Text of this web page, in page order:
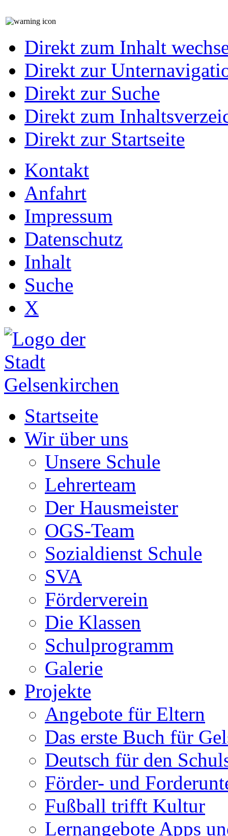
Direkt zum Inhalt
Direkt zur
Direkt zur Suche
Direkt zum
Direkt zur Startseite
Kontakt
Anfahrt
Impressum
Datenschutz
Inhalt
Suche
X
Startseite
Wir über uns
Unsere Schule
Lehrerteam
Der Hausmeister
OGS-Team
Sozialdienst Schule
SVA
Förderverein
Die Klassen
Schulprogramm
Galerie
Projekte
Angebote für Eltern
Das erste Buch für
Deutsch für den
Förder- und
Fußball trifft Kultur
Lernangebote Apps